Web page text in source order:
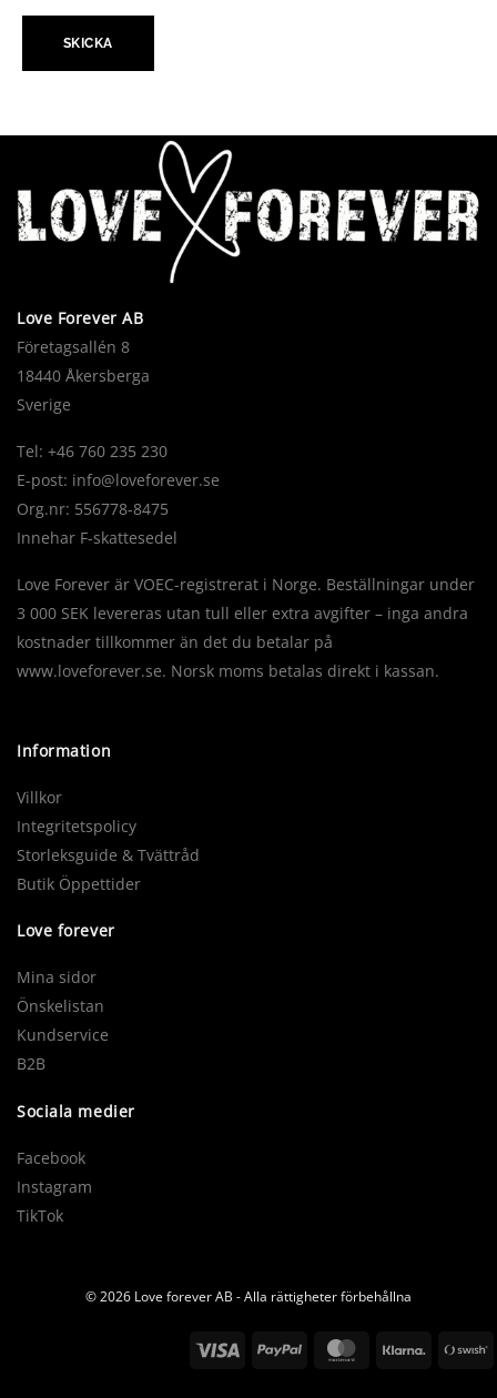
Love Forever AB
Företagsallén 8
18440 Åkersberga
Sverige
Tel: +46 760 235 230
E-post: info@loveforever.se
Org.nr: 556778-8475
Innehar F-skattesedel
Love Forever är VOEC-registrerat i Norge. Beställningar under
3 000 SEK levereras utan tull eller extra avgifter – inga andra
kostnader tillkommer än det du betalar på
www.loveforever.se. Norsk moms betalas direkt i kassan.
Information
Villkor
Integritetspolicy
Storleksguide & Tvättråd
Butik Öppettider
Love forever
Mina sidor
Önskelistan
Kundservice
B2B
Sociala medier
Facebook
Instagram
TikTok
© 2026 Love forever AB - Alla rättigheter förbehållna
Visa PayPal MasterCardKlarna